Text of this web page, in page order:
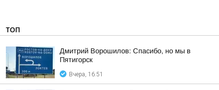
ТОП
Дмитрий Ворошилов: Спасибо, но мы в
Пятигорск
Вчера, 16:51